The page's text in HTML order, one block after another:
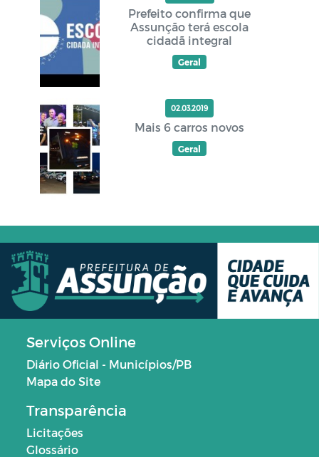
Prefeito confirma que
Assunção terá escola
cidadã integral
Geral
02.03.2019
Mais 6 carros novos
Geral
Serviços Online
Diário Oficial - Municípios/PB
Mapa do Site
Transparência
Licitações
Glossário